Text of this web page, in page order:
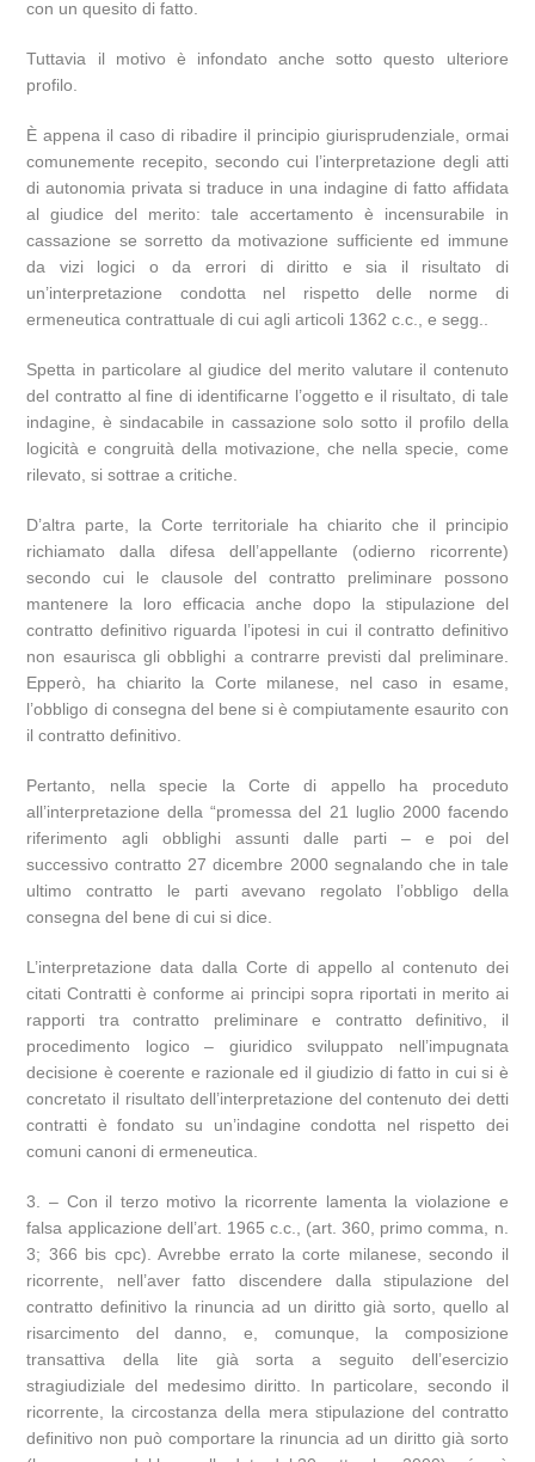
con un quesito di fatto.
Tuttavia il motivo è infondato anche sotto questo ulteriore
profilo.
È appena il caso di ribadire il principio giurisprudenziale, ormai
comunemente recepito, secondo cui l’interpretazione degli atti
di autonomia privata si traduce in una indagine di fatto affidata
al giudice del merito: tale accertamento è incensurabile in
cassazione se sorretto da motivazione sufficiente ed immune
da vizi logici o da errori di diritto e sia il risultato di
un’interpretazione condotta nel rispetto delle norme di
ermeneutica contrattuale di cui agli articoli 1362 c.c., e segg..
Spetta in particolare al giudice del merito valutare il contenuto
del contratto al fine di identificarne l’oggetto e il risultato, di tale
indagine, è sindacabile in cassazione solo sotto il profilo della
logicità e congruità della motivazione, che nella specie, come
rilevato, si sottrae a critiche.
D’altra parte, la Corte territoriale ha chiarito che il principio
richiamato dalla difesa dell’appellante (odierno ricorrente)
secondo cui le clausole del contratto preliminare possono
mantenere la loro efficacia anche dopo la stipulazione del
contratto definitivo riguarda l’ipotesi in cui il contratto definitivo
non esaurisca gli obblighi a contrarre previsti dal preliminare.
Epperò, ha chiarito la Corte milanese, nel caso in esame,
l’obbligo di consegna del bene si è compiutamente esaurito con
il contratto definitivo.
Pertanto, nella specie la Corte di appello ha proceduto
all’interpretazione della “promessa del 21 luglio 2000 facendo
riferimento agli obblighi assunti dalle parti – e poi del
successivo contratto 27 dicembre 2000 segnalando che in tale
ultimo contratto le parti avevano regolato l’obbligo della
consegna del bene di cui si dice.
L’interpretazione data dalla Corte di appello al contenuto dei
citati Contratti è conforme ai principi sopra riportati in merito ai
rapporti tra contratto preliminare e contratto definitivo, il
procedimento logico – giuridico sviluppato nell’impugnata
decisione è coerente e razionale ed il giudizio di fatto in cui si è
concretato il risultato dell’interpretazione del contenuto dei detti
contratti è fondato su un’indagine condotta nel rispetto dei
comuni canoni di ermeneutica.
3. – Con il terzo motivo la ricorrente lamenta la violazione e
falsa applicazione dell’art. 1965 c.c., (art. 360, primo comma, n.
3; 366 bis cpc). Avrebbe errato la corte milanese, secondo il
ricorrente, nell’aver fatto discendere dalla stipulazione del
contratto definitivo la rinuncia ad un diritto già sorto, quello al
risarcimento del danno, e, comunque, la composizione
transattiva della lite già sorta a seguito dell’esercizio
stragiudiziale del medesimo diritto. In particolare, secondo il
ricorrente, la circostanza della mera stipulazione del contratto
definitivo non può comportare la rinuncia ad un diritto già sorto